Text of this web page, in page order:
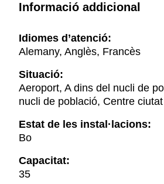
Informació addicional
Idiomes d’atenció:
Alemany, Anglès, Francès
Situació:
Aeroport, A dins del nucli de
nucli de població, Centre ciutat
Estat de les instal·lacions:
Bo
Capacitat:
35